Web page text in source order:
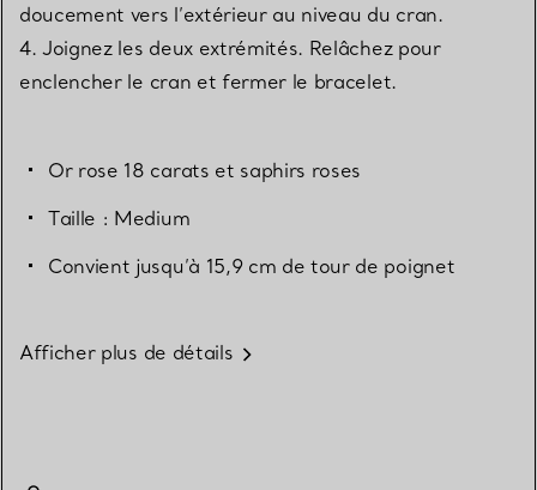
doucement vers l’extérieur au niveau du cran.
4. Joignez les deux extrémités. Relâchez pour
enclencher le cran et fermer le bracelet.
Or rose 18 carats et saphirs roses
Taille : Medium
Convient jusqu’à 15,9 cm de tour de poignet
Afficher plus de détails